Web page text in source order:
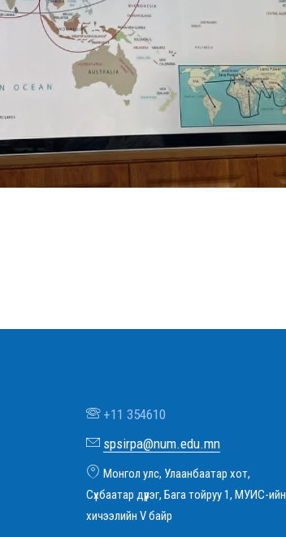
+11 354610
spsirpa@num.edu.mn
Монгол улс, Улаанбаатар хот,
Сүхбаатар дүүрэг, Бага тойруу 1, МУИС-ийн
хичээлийн V байр